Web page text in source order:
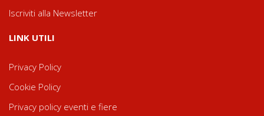
Iscriviti alla Newsletter
LINK UTILI
Privacy Policy
Cookie Policy
Privacy policy eventi e fiere